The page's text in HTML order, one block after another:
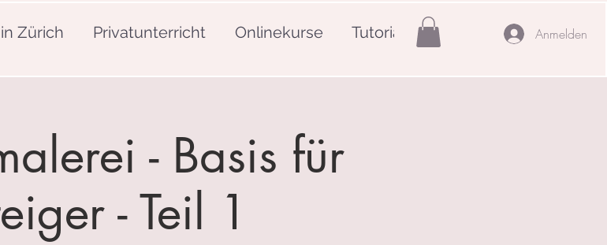
Zürich Privatunterricht Onlinekurse Tutorials Anmelden
- Basis für
- Teil 1